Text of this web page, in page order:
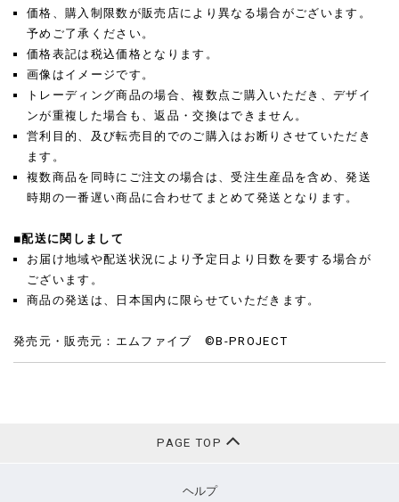
価格、購入制限数が販売店により異なる場合がございます。
予めご了承ください。
価格表記は税込価格となります。
画像はイメージです。
トレーディング商品の場合、複数点ご購入いただき、デザイ
ンが重複した場合も、返品・交換はできません。
営利目的、及び転売目的でのご購入はお断りさせていただき
ます。
複数商品を同時にご注文の場合は、受注生産品を含め、発送
時期の一番遅い商品に合わせてまとめて発送となります。
■配送に関しまして
お届け地域や配送状況により予定日より日数を要する場合が
ございます。
商品の発送は、日本国内に限らせていただきます。
発売元・販売元：エムファイブ ©B-PROJECT
PAGE TOP
ヘルプ